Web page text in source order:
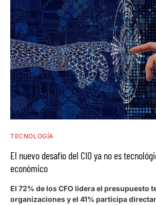
TECNOLOGÍA
El nuevo desafío del CIO ya no es
económico
El 72% de los CFO lidera el presupuesto
organizaciones y el 41% participa